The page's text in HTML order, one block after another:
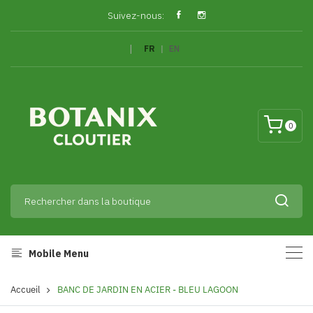
Suivez-nous:
| FR | EN
0
Mobile Menu
Accueil BANC DE JARDIN EN ACIER - BLEU LAGOON